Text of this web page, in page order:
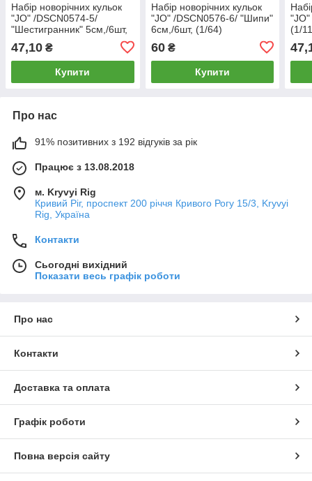
Набір новорічних кульок
"JO" /DSCN0574-5/
"Шестигранник" 5см,/6шт,
47,10 ₴
Купити
Набір новорічних кульок
"JO" /DSCN0576-6/ "Шипи"
6см,/6шт, (1/64)
60₴
Купити
(1/
Про нас
91% позитивних з 192 відгуків за рік
Працює з 13.08.2018
м. Kryvyi Rig
Кривий Ріг, проспект 200 річчя Кривого Рогу 15/3, Kryvyi
Rig, Україна
Контакти
Сьогодні вихідний
Показати весь графік роботи
Про нас
Контакти
Доставка та оплата
Графік роботи
Повна версія сайту